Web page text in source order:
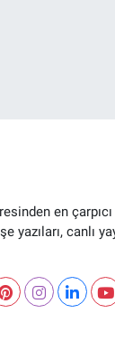
en
yazıları, canlı